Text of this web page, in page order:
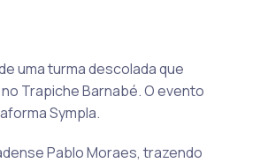
uma turma descolada que
Trapiche Barnabé. O evento
Sympla.
Pablo Moraes, trazendo